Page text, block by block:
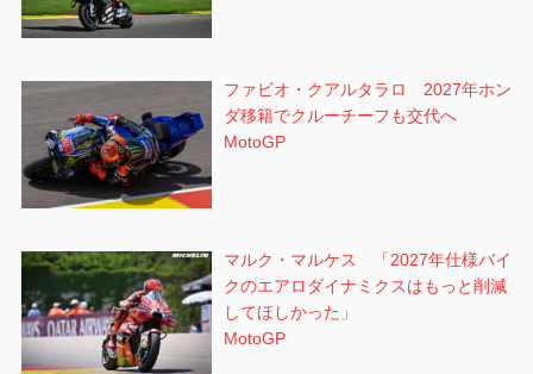
ファビオ・クアルタラロ 2027年ホン
ダ移籍でクルーチーフも交代へ
MotoGP
マルク・マルケス 「2027年仕様バイ
クのエアロダイナミクスはもっと削減
してほしかった」
MotoGP